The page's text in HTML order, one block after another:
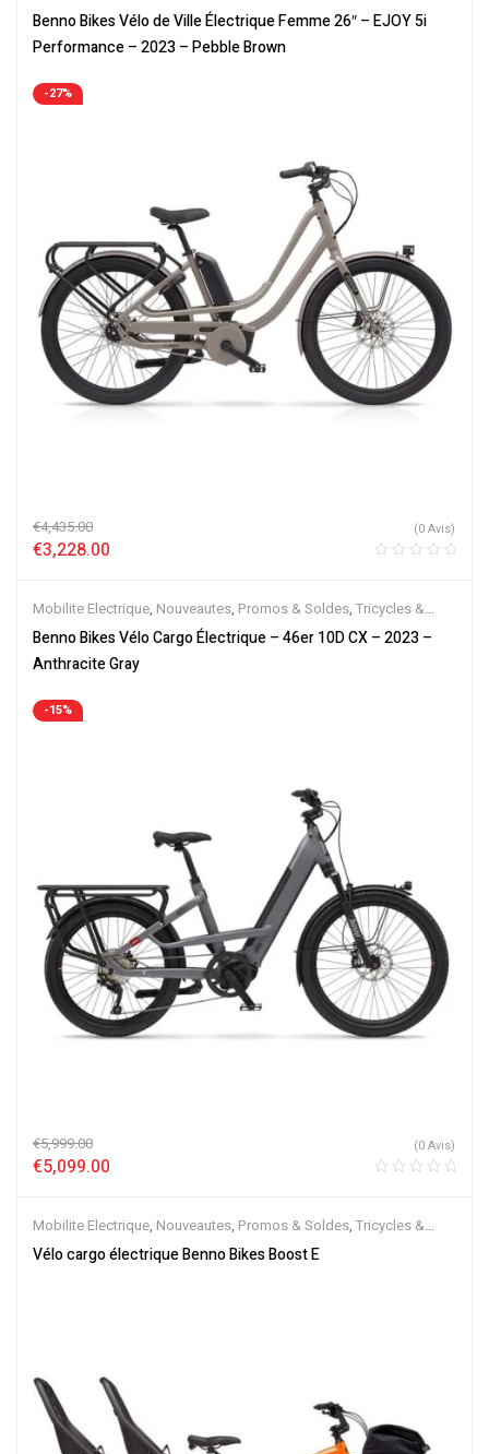
ville,Velos Electriques
Benno Bikes Vélo de Ville Électrique Femme 26″ – EJOY 5i
Performance – 2023 – Pebble Brown
-27%
€4,435.00
€3,228.00
(0 Avis)
Mobilite Electrique, Nouveautes, Promos & Soldes, Tricycles &
Cargos ,Vélo électrique ville,Velos Electriques
Benno Bikes Vélo Cargo Électrique – 46er 10D CX – 2023 –
Anthracite Gray
-15%
€5,999.00
€5,099.00
(0 Avis)
Mobilite Electrique, Nouveautes, Promos & Soldes, Tricycles &
Cargos,Vélo électrique ville,Velos Electriques
Vélo cargo électrique Benno Bikes Boost E